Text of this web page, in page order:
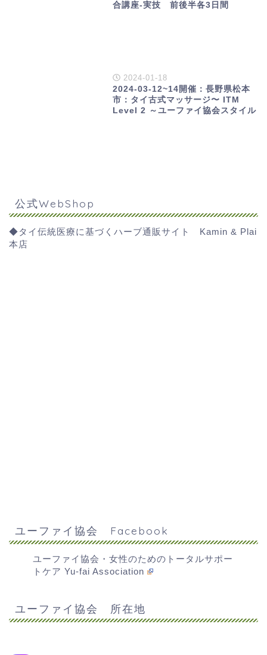
合講座-実技 前後半各3日間
2024-01-18
2024-03-12~14開催：長野県松本
市：タイ古式マッサージ〜 ITM
Level 2 ～ユーファイ協会スタイル
公式WebShop
◆タイ伝統医療に基づくハーブ通販サイト Kamin & Plai
本店
ユーファイ協会 Facebook
ユーファイ協会・女性のためのトータルサポー
トケア Yu-fai Association
ユーファイ協会 所在地
代表講習スケジュール